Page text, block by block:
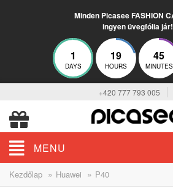
Minden Picasee FASHION
ingyen üvegfólia jár!
1
DAYS
19
HOURS
45
MINUTES
+420 777 793 005
MENU
Kezdőlap » Huawei » P40